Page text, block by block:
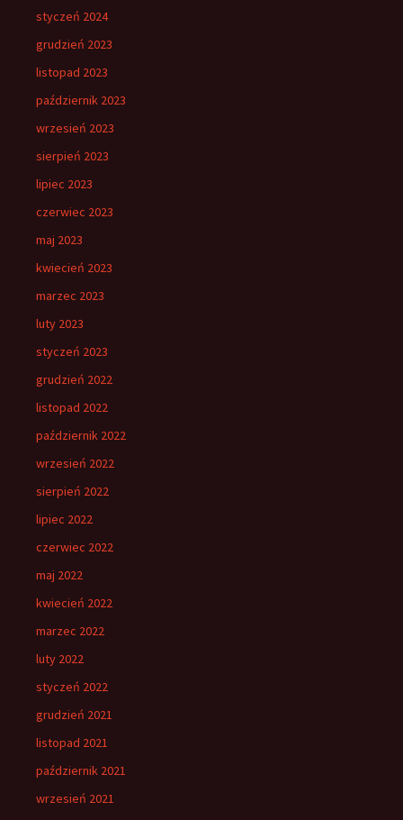
styczeń 2024
grudzień 2023
listopad 2023
październik 2023
wrzesień 2023
sierpień 2023
lipiec 2023
czerwiec 2023
maj 2023
kwiecień 2023
marzec 2023
luty 2023
styczeń 2023
grudzień 2022
listopad 2022
październik 2022
wrzesień 2022
sierpień 2022
lipiec 2022
czerwiec 2022
maj 2022
kwiecień 2022
marzec 2022
luty 2022
styczeń 2022
grudzień 2021
listopad 2021
październik 2021
wrzesień 2021